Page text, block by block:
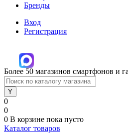
Бренды
Вход
Регистрация
Более 50 магазинов смартфонов и
0
0
0 В корзине пока пусто
Каталог товаров